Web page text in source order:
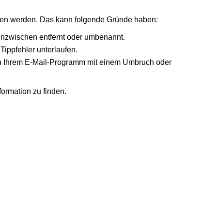
werden. Das kann folgende Gründe haben:
entfernt oder umbenannt.
unterlaufen.
E-Mail-Programm mit einem Umbruch oder
zu finden.